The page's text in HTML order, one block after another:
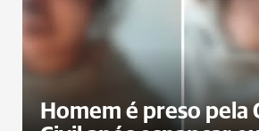
Homem é preso pela